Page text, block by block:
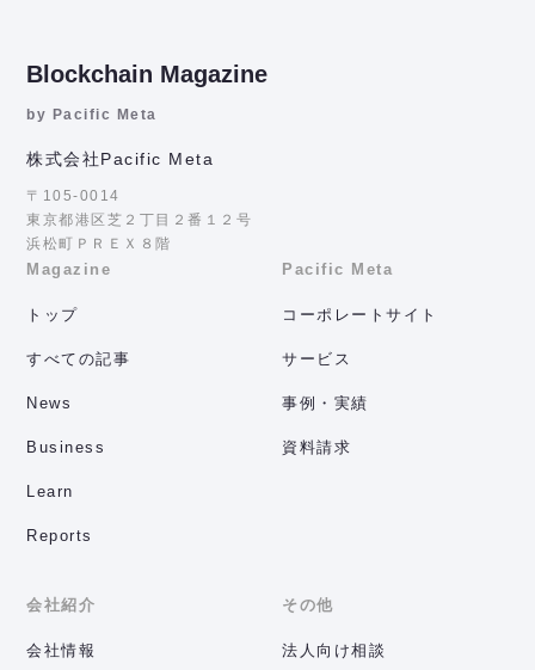
Blockchain Magazine
by Pacific Meta
株式会社Pacific Meta
〒105-0014
東京都港区芝２丁目２番１２号
浜松町ＰＲＥＸ８階
Magazine
トップ
すべての記事
News
Business
Learn
Reports
Pacific Meta
コーポレートサイト
サービス
事例・実績
資料請求
会社紹介
会社情報
その他
法人向け相談